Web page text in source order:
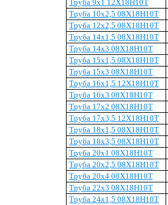
Труба 9х1 12Х18Н10Т
Труба 10х2,5 08Х18Н10Т
Труба 12х2,5 08Х18Н10Т
Труба 14х1,5 08Х18Н10Т
Труба 14х3 08Х18Н10Т
Труба 15х1,5 08Х18Н10Т
Труба 15х3 08Х18Н10Т
Труба 16х1,5 12Х18Н10Т
Труба 16х3 08Х18Н10Т
Труба 17х2 08Х18Н10Т
Труба 17х3,5 12Х18Н10Т
Труба 18х1,5 08Х18Н10Т
Труба 18х3,5 08Х18Н10Т
Труба 20х1 08Х18Н10Т
Труба 20х2,5 08Х18Н10Т
Труба 20х4 08Х18Н10Т
Труба 22х3 08Х18Н10Т
Труба 24х1,5 08Х18Н10Т